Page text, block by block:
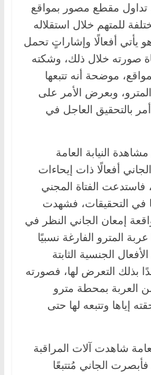
تداول مقطع مصور بمواقع
للمتهم خلال استقلاله
يأتي أفعالًا وإشاراتٍ تحمل
صورته خلال ذلك، وشكته
موضحة أنه تتبعها
وبعرض الأمر على
بالتحقيق العاجل في
النيابة العامة
أفعالًا ذات إيحاءات
الفتاة المجني
في التحقيقات، فشهدت
إمعان الجاني النظر في
المترو الفارغة نسبيًا
الجنسية الثابتة
بذلك التعرض لها، فصورته
العربة بمحطة مترو
إياها وتتبعه لها حتى
شاهدت آلات المراقبة
الجاني مُتتبعًا